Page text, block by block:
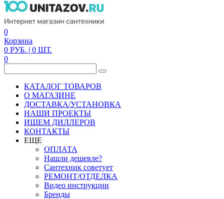
0
Корзина
0 РУБ. | 0 ШТ.
0
КАТАЛОГ ТОВАРОВ
О МАГАЗИНЕ
ДОСТАВКА/УСТАНОВКА
НАШИ ПРОЕКТЫ
ИЩЕМ ДИЛЛЕРОВ
КОНТАКТЫ
ЕЩЕ
ОПЛАТА
Нашли дешевле?
Сантехник советует
РЕМОНТ/ОТДЕЛКА
Видео инструкции
Бренды